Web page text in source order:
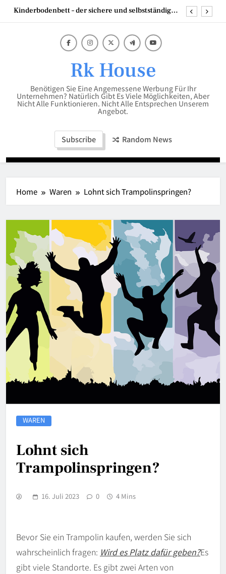
SkipKinderbodenbett – der sichere und selbstständige
Scheren Stehtisch in 110 cm hoch – die perfekte
Lösung für flexible Events
Die besten Strategien mit Backlinks Pakete für
Kinderbodenbett – der sichere und selbstständige
Start ins Schlafabenteuer
Rk House
Benötigen Sie Eine Angemessene Werbung Für Ihr
Unternehmen? Natürlich Gibt Es Viele Möglichkeiten, Aber
Nicht Alle Funktionieren. Nicht Alle Entsprechen Unserem
Angebot.
Subscribe Random News
Home Waren Lohnt sich Trampolinspringen?
WAREN
Lohnt sich
Trampolinspringen?
16. Juli 2023 0 4 Mins
Bevor Sie ein Trampolin kaufen, werden Sie sich
wahrscheinlich fragen: Wird es Platz dafür geben?Es
gibt viele Standorte. Es gibt zwei Arten von